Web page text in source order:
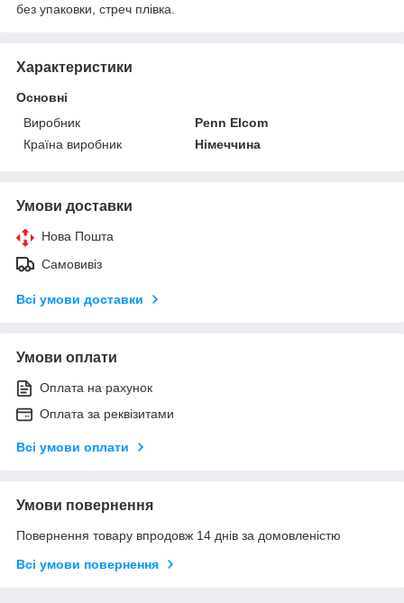
без упаковки, стреч плівка.
Характеристики
Основні
Виробник
Penn Elcom
Країна виробник
Німеччина
Умови доставки
Нова Пошта
Самовивіз
Всі умови доставки
Умови оплати
Оплата на рахунок
Оплата за реквізитами
Всі умови оплати
Умови повернення
Повернення товару впродовж 14 днів за домовленістю
Всі умови повернення